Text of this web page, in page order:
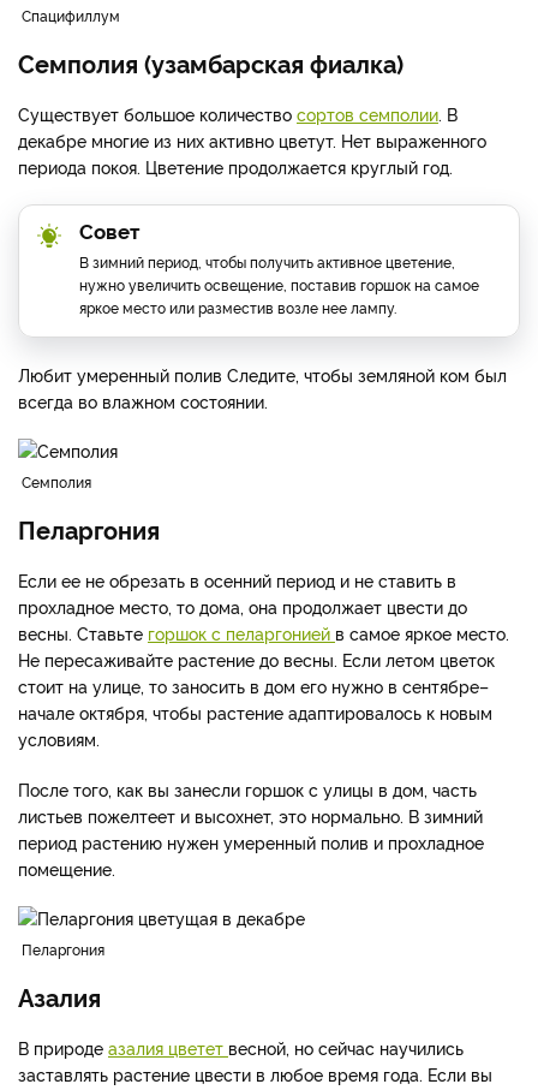
Спацифиллум
Семполия (узамбарская фиалка)
Существует большое количество сортов семполии. В
декабре многие из них активно цветут. Нет выраженного
периода покоя. Цветение продолжается круглый год.
Совет
В зимний период, чтобы получить активное цветение,
нужно увеличить освещение, поставив горшок на самое
яркое место или разместив возле нее лампу.
Любит умеренный полив Следите, чтобы земляной ком был
всегда во влажном состоянии.
Семполия
Пеларгония
Если ее не обрезать в осенний период и не ставить в
прохладное место, то дома, она продолжает цвести до
весны. Ставьте горшок с пеларгонией в самое яркое место.
Не пересаживайте растение до весны. Если летом цветок
стоит на улице, то заносить в дом его нужно в сентябре–
начале октября, чтобы растение адаптировалось к новым
условиям.
После того, как вы занесли горшок с улицы в дом, часть
листьев пожелтеет и высохнет, это нормально. В зимний
период растению нужен умеренный полив и прохладное
помещение.
Пеларгония
Азалия
В природе азалия цветет весной, но сейчас научились
заставлять растение цвести в любое время года. Если вы